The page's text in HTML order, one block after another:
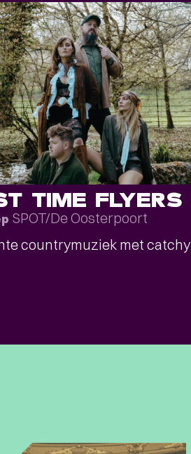
TIME FLYERS
SPOT/De Oosterpoort
countrymuziek met catchy